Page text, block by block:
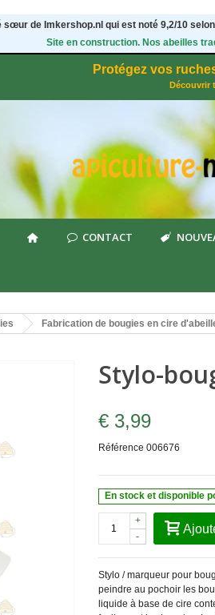
sœur de Imkershop.nl qui est noté 9,2/10
Site en construction. Nos abeilles
Protégez vos
Découvrir
CONTACT
Fabrication de bougies en cire
Stylo-
€ 3,99
Référence 006676
En stock et disponible
-
+
Stylo / marqueur pour
peindre au pochoir les
liquide à base de cire